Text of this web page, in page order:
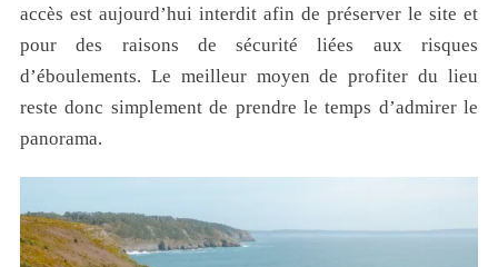
accès est aujourd’hui interdit afin de préserver le site et
pour des raisons de sécurité liées aux risques
d’éboulements. Le meilleur moyen de profiter du lieu
reste donc simplement de prendre le temps d’admirer le
panorama.